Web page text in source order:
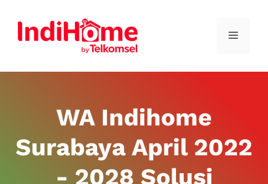
WA Indihome
Surabaya April 2022
- 2028 Solusi